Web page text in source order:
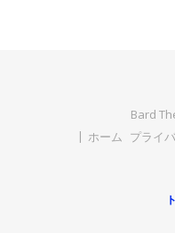
Bard
ホーム プライ